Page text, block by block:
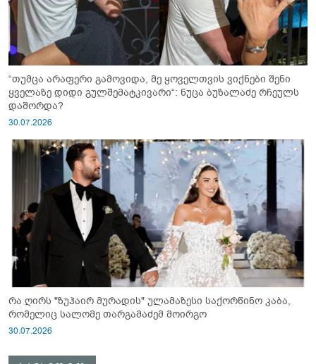
“თუმცა არაფერი გამოვიდა, მე ყოველთვის ვიქნები შენი
ყველაზე დიდი გულშემატკივარი“: ნუცა ბუზალაძე რჩეულს
დაშორდა?
30.07.2026
რა ღირს "ზუჰაირ მურადის" ულამაზესი საქორწინო კაბა,
რომელიც სალომე თარგამაძემ მოირგო
30.07.2026